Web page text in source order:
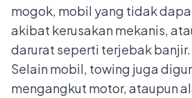
mogok, mobil yang tidak
akibat kerusakan mekanis,
darurat seperti terjebak banjir.
Selain mobil, towing juga
mengangkut motor, ataupun